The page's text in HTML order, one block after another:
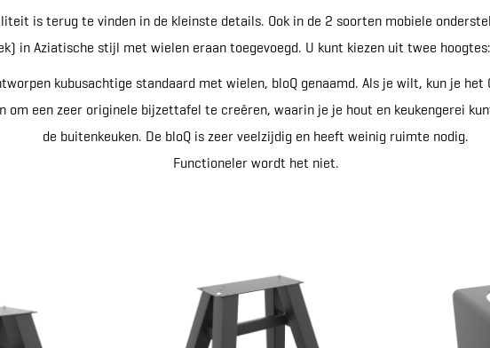
is terug te vinden in de kleinste details. Ook in de 2 soorten mobiele
in Aziatische stijl met wielen eraan toegevoegd. U kunt kiezen uit twee
kubusachtige standaard met wielen, bloQ genaamd. Als je wilt, kun je
om een zeer originele bijzettafel te creëren, waarin je je hout en keukengerei
de buitenkeuken. De bloQ is zeer veelzijdig en heeft weinig ruimte nodig.
Functioneler wordt het niet.